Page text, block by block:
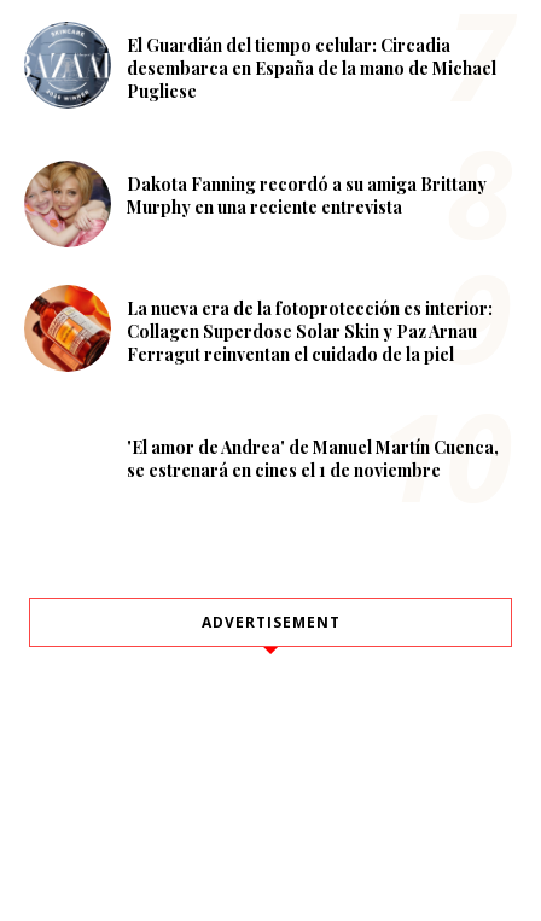
El Guardián del tiempo celular: Circadia
desembarca en España de la mano de Michael
Pugliese
Dakota Fanning recordó a su amiga Brittany
Murphy en una reciente entrevista
La nueva era de la fotoprotección es interior:
Collagen Superdose Solar Skin y Paz Arnau
Ferragut reinventan el cuidado de la piel
'El amor de Andrea' de Manuel Martín Cuenca,
se estrenará en cines el 1 de noviembre
ADVERTISEMENT